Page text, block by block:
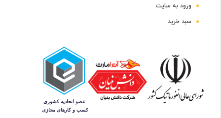
اندازه
رزولوشن
320 × 240
ورود به سایت
سبد خرید